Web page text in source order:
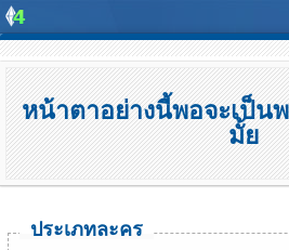
หน้าตาอย่างนี้พอจะเป็น
มั้ย
ประเภทละคร